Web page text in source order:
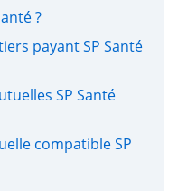
?
payant SP Santé
SP Santé
compatible SP